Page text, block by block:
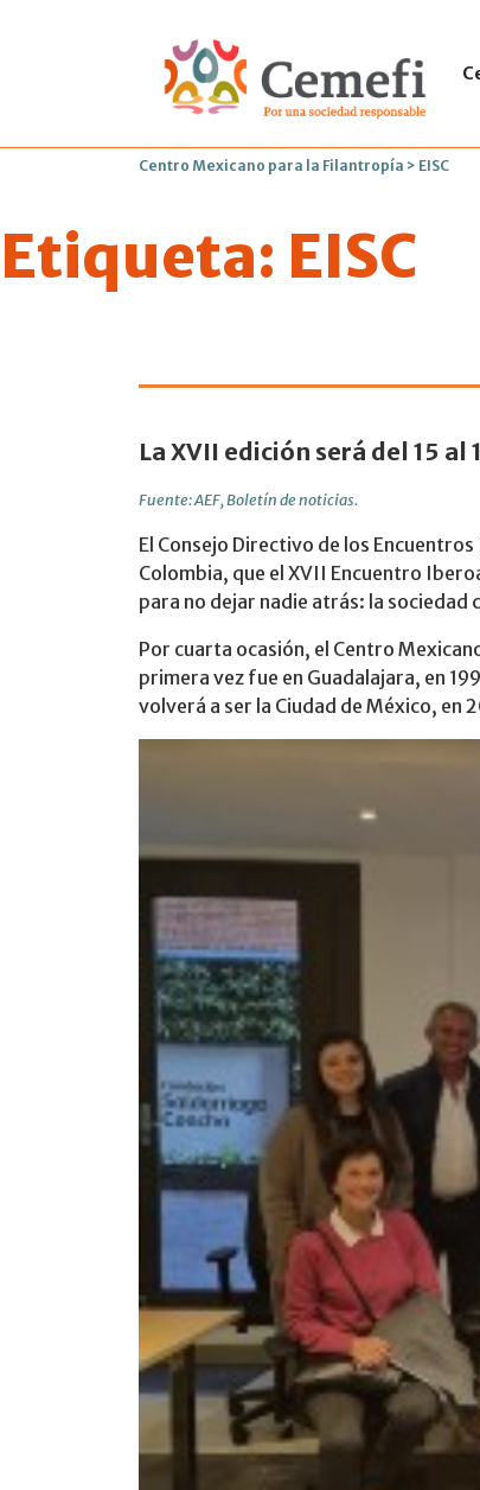
Centro Mexicano para la Filantropía > EISC
Etiqueta: EISC
México
La XVII edición será del 15 al
Fuente: AEF, Boletín de noticias.
El Consejo Directivo de los
Colombia, que el XVII Encuentro
para no dejar nadie atrás: la sociedad
Por cuarta ocasión, el Centro
primera vez fue en Guadalajara, en
volverá a ser la Ciudad de México, en